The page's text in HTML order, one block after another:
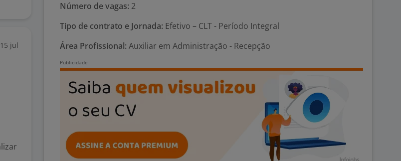
15 jul
Número de vagas: 2
Tipo de contrato e Jornada: Efetivo – CLT - Período Integral
Área Profissional: Auxiliar em Administração - Recepção